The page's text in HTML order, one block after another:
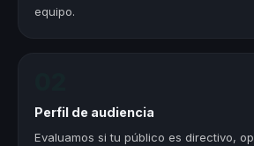
equipo.
Perfil de audiencia
Evaluamos si tu público es directivo,